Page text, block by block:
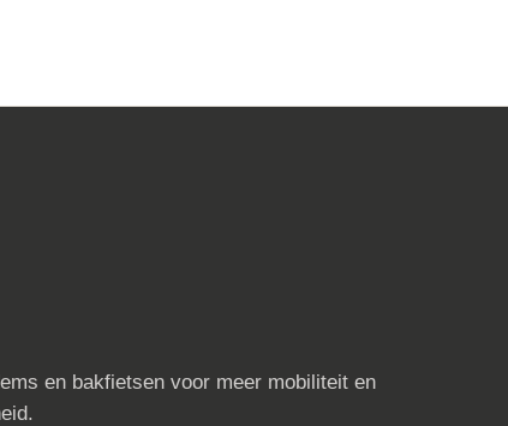
en bakfietsen voor meer mobiliteit en